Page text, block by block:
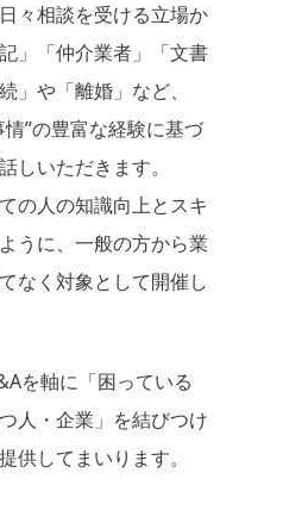
々相談を受ける立場か
」「仲介業者」「文書
」や「離婚」など、
”の豊富な経験に基づ
しいただきます。
の人の知識向上とスキ
うに、一般の方から業
なく対象として開催し
を軸に「困っている
人・企業」を結びつけ
供してまいります。